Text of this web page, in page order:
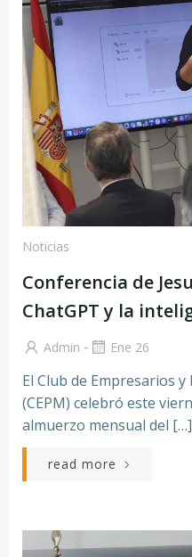
Noticias
Conferencia de
ChatGPT y la
Admin - Ene 26
El Club de Empresarios
(CEPM) celebró este
almuerzo mensual del […]
read more